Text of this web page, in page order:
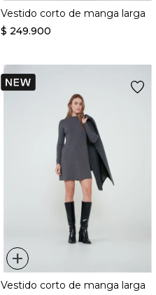
Vestido corto de manga larga
$ 249.900
+
Vestido corto de manga larga